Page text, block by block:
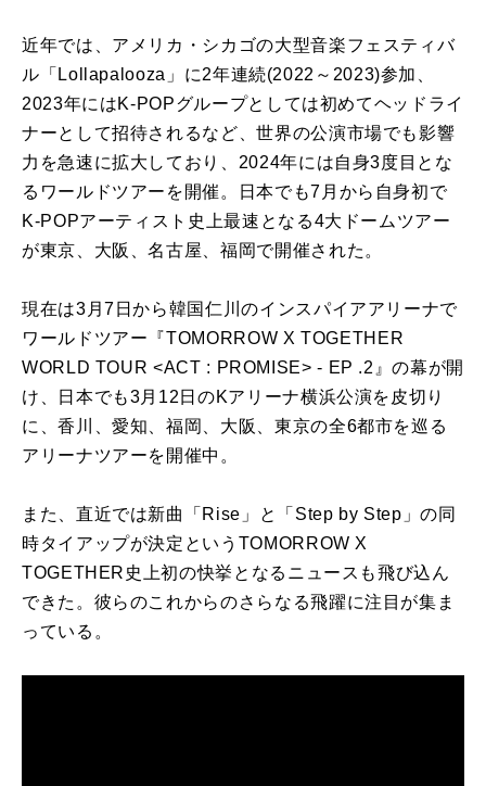
近年では、アメリカ・シカゴの大型音楽フェスティバ
ル「Lollapalooza」に2年連続(2022～2023)参加、
2023年にはK-POPグループとしては初めてヘッドライ
ナーとして招待されるなど、世界の公演市場でも影響
力を急速に拡大しており、2024年には自身3度目とな
るワールドツアーを開催。日本でも7月から自身初で
K-POPアーティスト史上最速となる4大ドームツアー
が東京、大阪、名古屋、福岡で開催された。
現在は3月7日から韓国仁川のインスパイアアリーナで
ワールドツアー『TOMORROW X TOGETHER
WORLD TOUR <ACT : PROMISE> - EP .2』の幕が開
け、日本でも3月12日のKアリーナ横浜公演を皮切り
に、香川、愛知、福岡、大阪、東京の全6都市を巡る
アリーナツアーを開催中。
また、直近では新曲「Rise」と「Step by Step」の同
時タイアップが決定というTOMORROW X
TOGETHER史上初の快挙となるニュースも飛び込ん
できた。彼らのこれからのさらなる飛躍に注目が集ま
っている。